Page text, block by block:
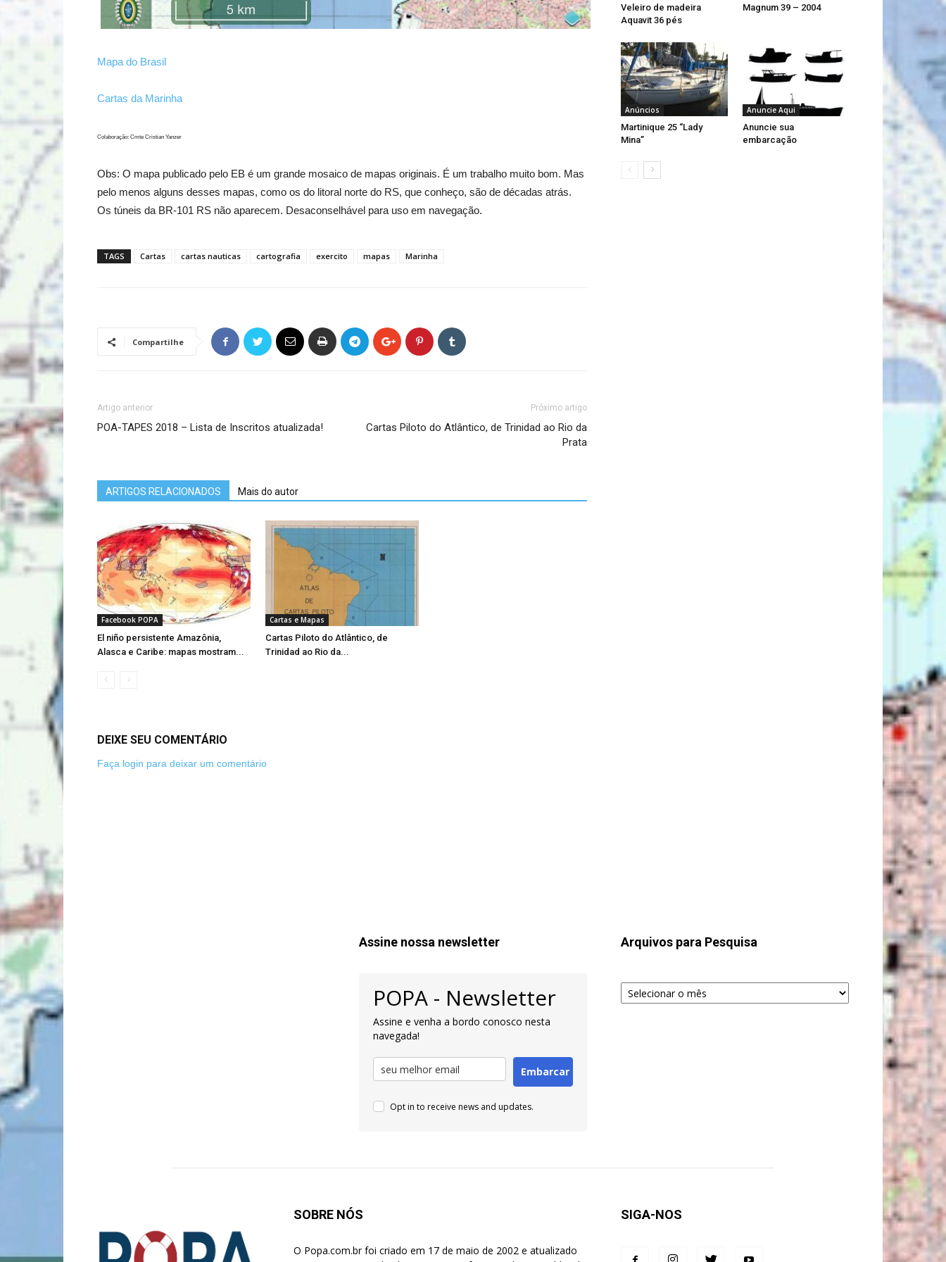
Mapa do Brasil
Cartas da Marinha
Colaboração: Cmte Cristian Yanzer
Obs: O mapa publicado pelo EB é um grande mosaico de mapas originais. É um trabalho muito bom. Mas
pelo menos alguns desses mapas, como os do litoral norte do RS, que conheço, são de décadas atrás.
Os túneis da BR-101 RS não aparecem. Desaconselhável para uso em navegação.
TAGS Cartas cartas nauticas cartografia exercito mapas Marinha
Compartilhe
Artigo anterior
POA-TAPES 2018 – Lista de Inscritos atualizada!
Próximo artigo
Cartas Piloto do Atlântico, de Trinidad ao Rio da
Prata
ARTIGOS RELACIONADOS Mais do autor
Facebook POPA
El niño persistente Amazônia,
Alasca e Caribe: mapas mostram...
Cartas e Mapas
Cartas Piloto do Atlântico, de
Trinidad ao Rio da...
DEIXE SEU COMENTÁRIO
Faça login para deixar um comentário
Veleiro de madeira
Aquavit 36 pés
Magnum 39 – 2004
Anúncios
Martinique 25 “Lady
Mina”
Anuncie Aqui
Anuncie sua
embarcação
Assine nossa newsletter
POPA - Newsletter
Assine e venha a bordo conosco nesta
navegada!
Embarcar
Opt in to receive news and updates.
Arquivos para Pesquisa
Arquivos
para
SOBRE NÓS
O Popa.com.br foi criado em 17 de maio de 2002 e atualizado
SIGA-NOS